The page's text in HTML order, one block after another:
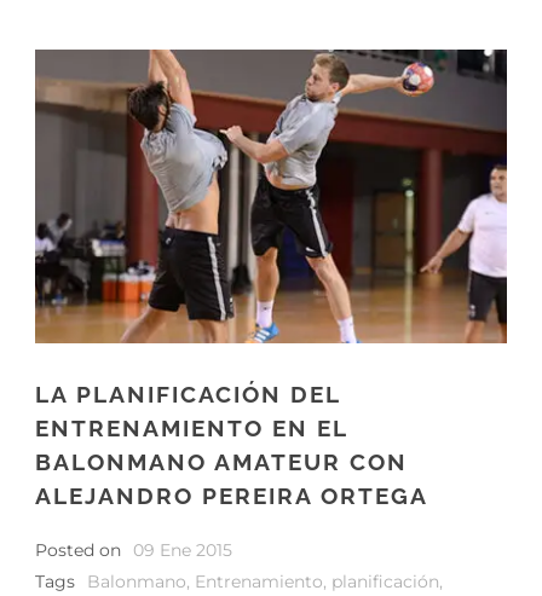
LA PLANIFICACIÓN DEL
ENTRENAMIENTO EN EL
BALONMANO AMATEUR CON
ALEJANDRO PEREIRA ORTEGA
Posted on
09 Ene 2015
Tags
Balonmano, Entrenamiento, planificación,